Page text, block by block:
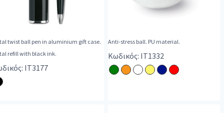
twist ball pen in aluminium gift case.
refill with black ink.
IT3177
Anti-stress ball. PU material.
Κωδικός: IT1332